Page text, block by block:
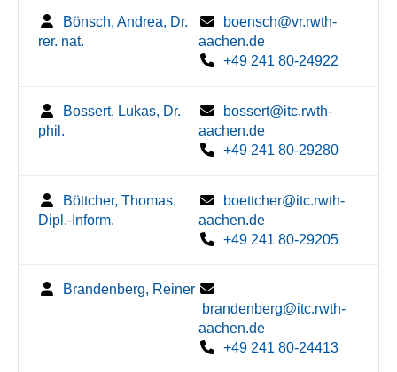
Bönsch, Andrea, Dr.
rer. nat.
boensch@vr.rwth-
aachen.de
+49 241 80-24922
Bossert, Lukas, Dr.
phil.
bossert@itc.rwth-
aachen.de
+49 241 80-29280
Böttcher, Thomas,
Dipl.-Inform.
boettcher@itc.rwth-
aachen.de
+49 241 80-29205
Brandenberg, Reiner
brandenberg@itc.rwth-
aachen.de
+49 241 80-24413